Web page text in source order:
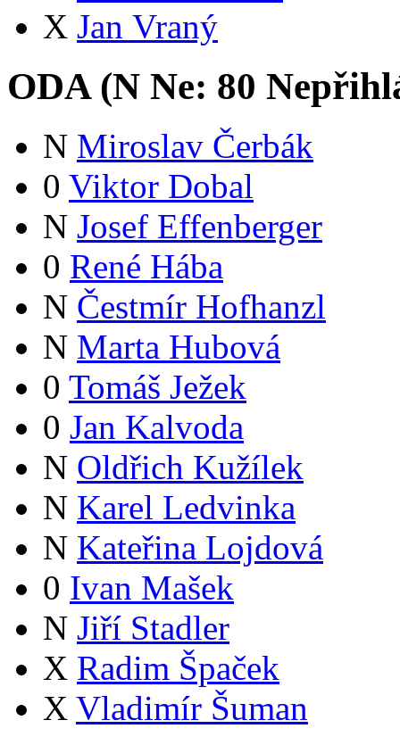
X Jan Vraný
ODA (N Ne: 80
N Miroslav Čerbák
0 Viktor Dobal
N Josef Effenberger
0 René Hába
N Čestmír Hofhanzl
N Marta Hubová
0 Tomáš Ježek
0 Jan Kalvoda
N Oldřich Kužílek
N Karel Ledvinka
N Kateřina Lojdová
0 Ivan Mašek
N Jiří Stadler
X Radim Špaček
X Vladimír Šuman